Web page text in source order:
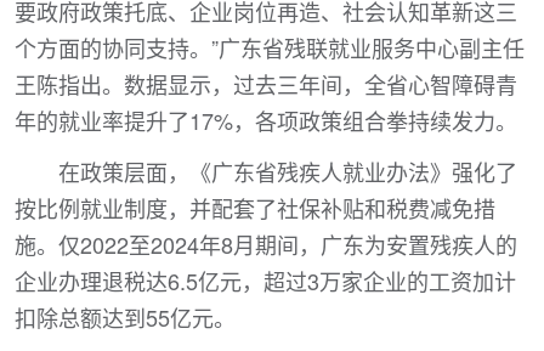
要政府政策托底、企业岗位再造、社会认知革新这三
个方面的协同支持。”广东省残联就业服务中心副主任
王陈指出。数据显示，过去三年间，全省心智障碍青
年的就业率提升了17%，各项政策组合拳持续发力。
在政策层面，《广东省残疾人就业办法》强化了
按比例就业制度，并配套了社保补贴和税费减免措
施。仅2022至2024年8月期间，广东为安置残疾人的
企业办理退税达6.5亿元，超过3万家企业的工资加计
扣除总额达到55亿元。